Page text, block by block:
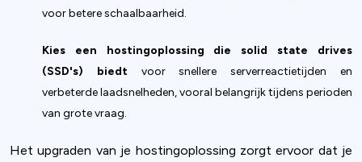
voor betere schaalbaarheid.
Kies een hostingoplossing die solid state drives
(SSD's) biedtvoor snellere serverreactietijden en
verbeterde laadsnelheden, vooral belangrijk tijdens perioden
van grote vraag.
Het upgraden van je hostingoplossing zorgt ervoor dat je